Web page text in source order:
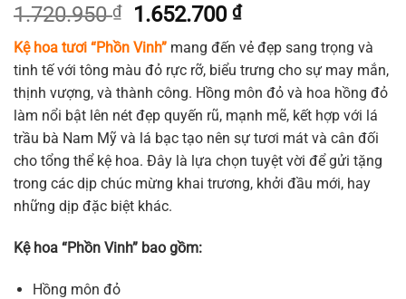
1.720.950₫
Giá
gốc
là:
1.720.950 ₫.
1.652.700₫Giá
hiện
tại
là:
1.652.700 ₫.
Kệ hoa tươi “Phồn Vinh” mang đến vẻ đẹp sang trọng và
tinh tế với tông màu đỏ rực rỡ, biểu trưng cho sự may mắn,
thịnh vượng, và thành công. Hồng môn đỏ và hoa hồng đỏ
làm nổi bật lên nét đẹp quyến rũ, mạnh mẽ, kết hợp với lá
trầu bà Nam Mỹ và lá bạc tạo nên sự tươi mát và cân đối
cho tổng thể kệ hoa. Đây là lựa chọn tuyệt vời để gửi tặng
trong các dịp chúc mừng khai trương, khởi đầu mới, hay
những dịp đặc biệt khác.
Kệ hoa “Phồn Vinh” bao gồm:
Hồng môn đỏ